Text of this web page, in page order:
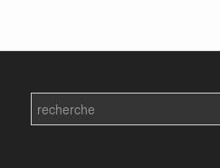
Search
for: